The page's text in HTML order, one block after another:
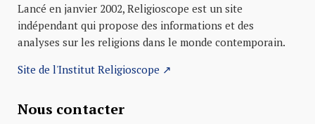
Lancé en janvier 2002, Religioscope est un site
indépendant qui propose des informations et des
analyses sur les religions dans le monde contemporain.
Site de l'Institut Religioscope ↗
Nous contacter